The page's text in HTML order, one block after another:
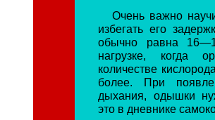
Очень важно
избегать его
обычно равна
нагрузке, когда
количестве
более. При
дыхания, одышки
это в дневнике